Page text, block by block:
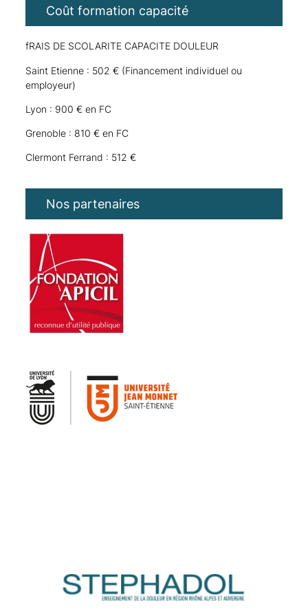
Coût formation capacité
fRAIS DE SCOLARITE CAPACITE DOULEUR
Saint Etienne : 502 € (Financement individuel ou
employeur)
Lyon : 900 € en FC
Grenoble : 810 € en FC
Clermont Ferrand : 512 €
Nos partenaires